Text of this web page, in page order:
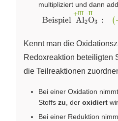
multipliziert und dann
2 & + &
\cdot 3 & = &
Beispiel AlX
2OX
3
+III -II
:
Kennt man die
Redoxreaktion beteiligten
die Teilreaktionen
Bei einer Oxidation
Stoffs zu , der oxidiert
Bei einer Reduktion